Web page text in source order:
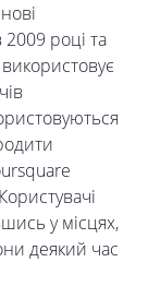
році та
у місцях,
деякий час